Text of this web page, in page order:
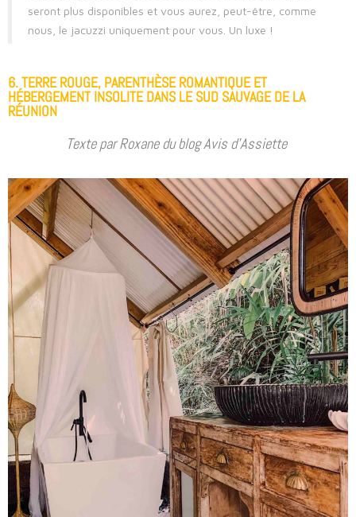
seront plus disponibles et vous aurez, peut-être, comme
nous, le jacuzzi uniquement pour vous. Un luxe !
6. TERRE ROUGE, PARENTHÈSE ROMANTIQUE ET
HÉBERGEMENT INSOLITE DANS LE SUD SAUVAGE DE LA
RÉUNION
Texte par Roxane du blog Avis d’Assiette